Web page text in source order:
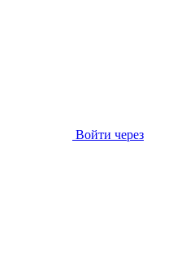
Войти через